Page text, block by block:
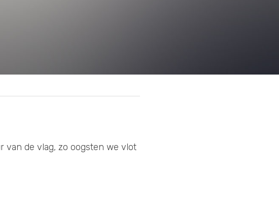
van de vlag, zo oogsten we vlot